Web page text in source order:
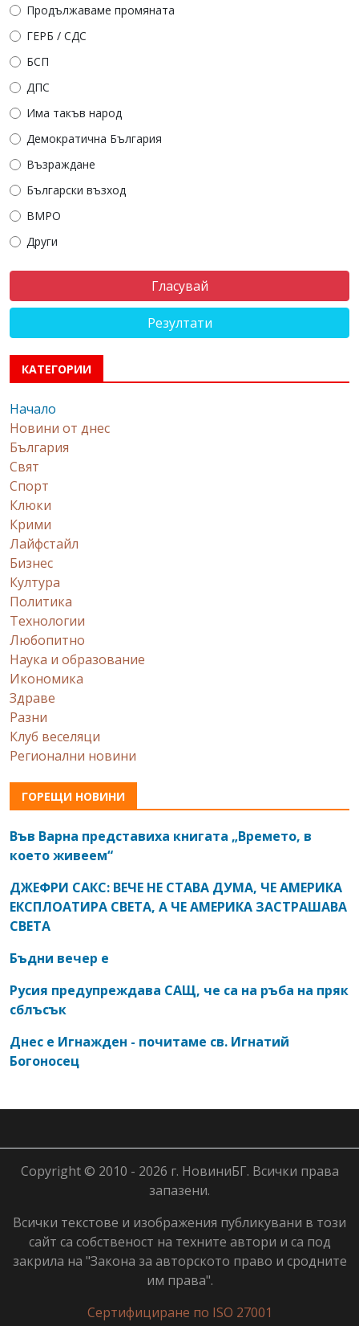
Продължаваме промяната
ГЕРБ / СДС
БСП
ДПС
Има такъв народ
Демократична България
Възраждане
Български възход
ВМРО
Други
Резултати
КАТЕГОРИИ
Начало
Новини от днес
България
Свят
Спорт
Клюки
Крими
Лайфстайл
Бизнес
Култура
Политика
Технологии
Любопитно
Наука и образование
Икономика
Здраве
Разни
Клуб веселяци
Регионални новини
ГОРЕЩИ НОВИНИ
Във Варна представиха книгата „Времето, в
което живеем“
ДЖЕФРИ САКС: ВЕЧЕ НЕ СТАВА ДУМА, ЧЕ АМЕРИКА
ЕКСПЛОАТИРА СВЕТА, А ЧЕ АМЕРИКА ЗАСТРАШАВА
СВЕТА
Бъдни вечер е
Русия предупреждава САЩ, че са на ръба на пряк
сблъсък
Днес е Игнажден - почитаме св. Игнатий
Богоносец
Copyright © 2010 - 2026 г. НовиниБГ. Всички права
запазени.
Всички текстове и изображения публикувани в този
сайт са собственост на техните автори и са под
закрила на "Закона за авторското право и сродните
им права".
Сертифициране по ISO 27001